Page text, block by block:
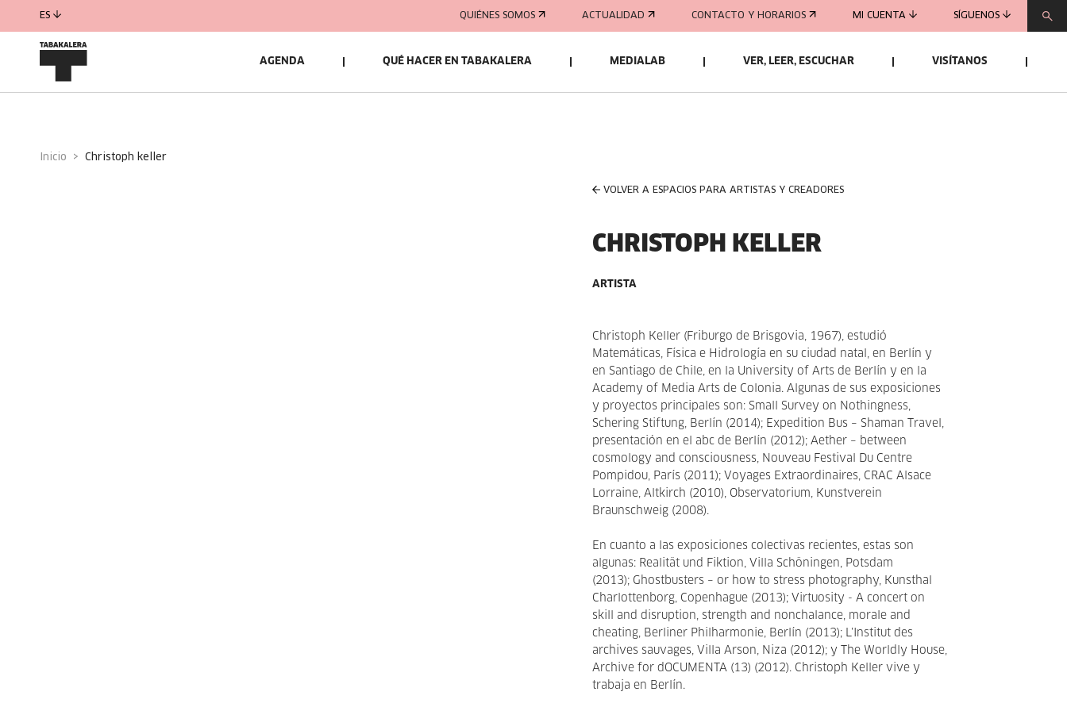
ES QUIÉNES SOMOS ACTUALIDAD CONTACTO Y HORARIOS MI CUENTA SÍGUENOS
AGENDA QUÉ HACER EN TABAKALERA MEDIALAB VER, LEER, ESCUCHAR VISÍTANOS
Inicio christoph keller
VOLVER A ESPACIOS PARA ARTISTAS Y CREADORES
CHRISTOPH KELLER
ARTISTA
Christoph Keller (Friburgo de Brisgovia, 1967), estudió
Matemáticas, Física e Hidrología en su ciudad natal, en Berlín y
en Santiago de Chile, en la University of Arts de Berlín y en la
Academy of Media Arts de Colonia. Algunas de sus exposiciones
y proyectos principales son: Small Survey on Nothingness,
Schering Stiftung, Berlín (2014); Expedition Bus – Shaman Travel,
presentación en el abc de Berlín (2012); Aether – between
cosmology and consciousness, Nouveau Festival Du Centre
Pompidou, París (2011); Voyages Extraordinaires, CRAC Alsace
Lorraine, Altkirch (2010), Observatorium, Kunstverein
Braunschweig (2008).
En cuanto a las exposiciones colectivas recientes, estas son
algunas: Realität und Fiktion, Villa Schöningen, Potsdam
(2013); Ghostbusters – or how to stress photography, Kunsthal
Charlottenborg, Copenhague (2013); Virtuosity - A concert on
skill and disruption, strength and nonchalance, morale and
cheating, Berliner Philharmonie, Berlín (2013); L’Institut des
archives sauvages, Villa Arson, Niza (2012); y The Worldly House,
Archive for dOCUMENTA (13) (2012). Christoph Keller vive y
trabaja en Berlín.